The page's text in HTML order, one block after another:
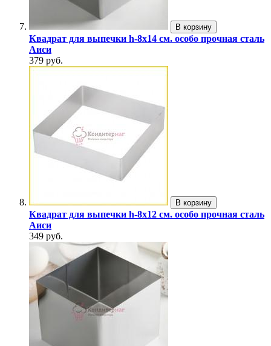
В корзину
Квадрат для выпечки h-8х14 см. особо прочная сталь
Аиси
379 руб.
В корзину
Квадрат для выпечки h-8х12 см. особо прочная сталь
Аиси
349 руб.